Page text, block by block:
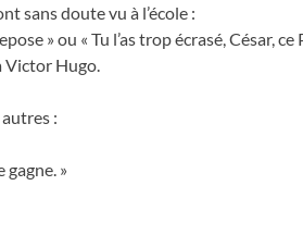
sans doute vu à l’école :
» ou « Tu l’as trop écrasé, César,
Victor Hugo.
:
gagne. »